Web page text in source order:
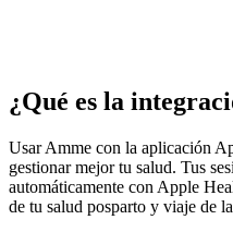
¿Qué es la
Usar Amme con la aplicación
gestionar mejor tu salud. Tus
automáticamente con Apple
de tu salud posparto y viaje de